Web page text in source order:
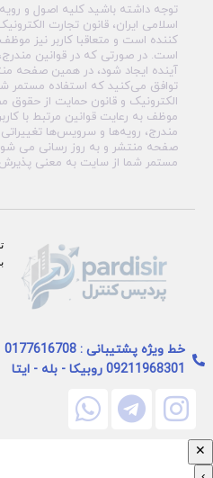
توجه داشته باشید کلیه اصول و
اسلامی ایران، قانون تجارت
کننده است و متعاقبا کاربر نیز موظف
است. در صورتی که در قوانین
آینده ایجاد شود، در همین صفحه
توافق می‏‌کنید که استفاده مستمر
الکترونیک و قانون حمایت از حقوق
موظف به رعایت قوانین مرتبط با
مندرج، رویه‏‌ها و سرویس‏‌ها
صفحه منتشر و به روز رسانی می
مستمر شما از سایت به معنی
خط ویژه پشتیبانی : 0177616708
09211968301 روبیکا - بله - ایتا
✕